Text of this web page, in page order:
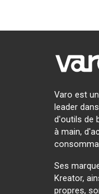
Varo est
leader
d'outils de
à main,
Ses
Kreator,
propres,